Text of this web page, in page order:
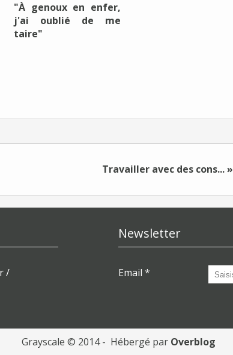
"À genoux en enfer,
j'ai oublié de me
taire"
Travailler avec des cons... »
/
Newsletter
Email
Grayscale © 2014 - Hébergé par Overblog